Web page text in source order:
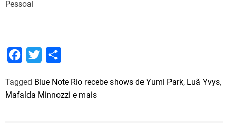
Pessoal
c
e
i
t
a
r
Tagged Blue Note Rio recebe shows de Yumi Park, Luã Yvys,
Mafalda Minnozzi e mais